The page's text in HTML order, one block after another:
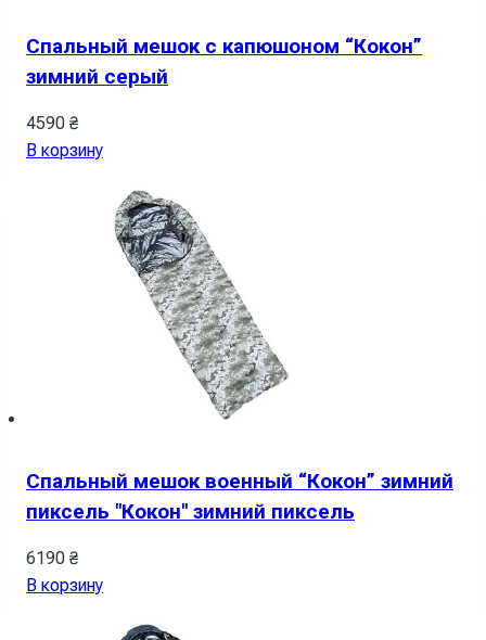
Спальный мешок с капюшоном “Кокон”
зимний серый
4590 ₴
В корзину
Спальный мешок военный “Кокон” зимний
пиксель "Кокон" зимний пиксель
6190 ₴
В корзину